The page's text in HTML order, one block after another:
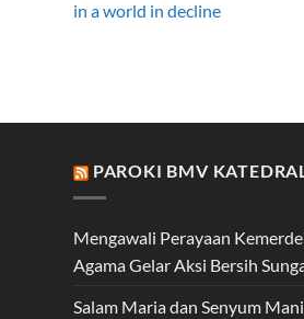
in a world in decline
PAROKI BMV
Mengawali Perayaan
Agama Gelar Aksi Bersih
Salam Maria dan Senyum